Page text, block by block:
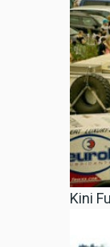
Kini